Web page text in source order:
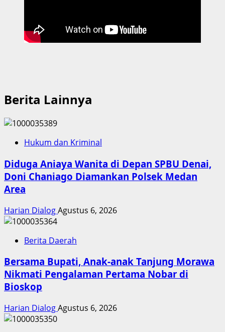
Berita Lainnya
Hukum dan Kriminal
Diduga Aniaya Wanita di Depan SPBU Denai,
Doni Chaniago Diamankan Polsek Medan
Area
Harian DialogAgustus 6, 2026
Berita Daerah
Bersama Bupati, Anak-anak Tanjung Morawa
Nikmati Pengalaman Pertama Nobar di
Bioskop
Harian DialogAgustus 6, 2026